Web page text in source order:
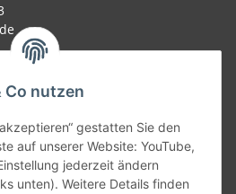
Co nutzen
gestatten Sie den
auf unserer Website: YouTube,
jederzeit ändern
unten). Weitere Details finden